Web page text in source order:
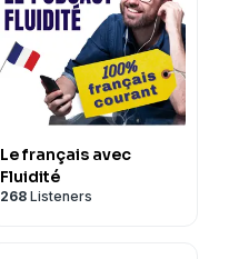
Le français avec
Fluidité
268 Listeners